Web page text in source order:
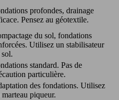
profondes, drainage
Pensez au géotextile.
du sol, fondations
Utilisez un stabilisateur
sol.
standard. Pas de
particulière.
des fondations. Utilisez
marteau piqueur.